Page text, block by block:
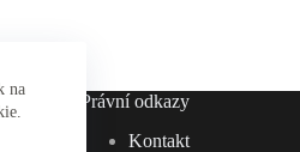
na
Právní odkazy
Kontakt